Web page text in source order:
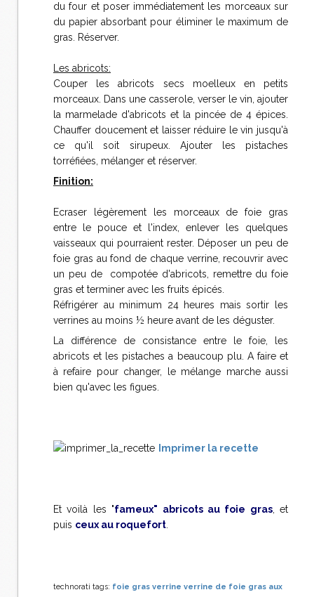
du four et poser immédiatement les morceaux sur
du papier absorbant pour éliminer le maximum de
gras. Réserver.
Les abricots:
Couper les abricots secs moelleux en petits
morceaux. Dans une casserole, verser le vin, ajouter
la marmelade d'abricots et la pincée de 4 épices.
Chauffer doucement et laisser réduire le vin jusqu'à
ce qu'il soit sirupeux. Ajouter les pistaches
torréfiées, mélanger et réserver.
Finition:
Ecraser légèrement les morceaux de foie gras
entre le pouce et l'index, enlever les quelques
vaisseaux qui pourraient rester. Déposer un peu de
foie gras au fond de chaque verrine, recouvrir avec
un peu de compotée d'abricots, remettre du foie
gras et terminer avec les fruits épicés.
Réfrigérer au minimum 24 heures mais sortir les
verrines au moins ½ heure avant de les déguster.
La différence de consistance entre le foie, les
abricots et les pistaches a beaucoup plu. A faire et
à refaire pour changer, le mélange marche aussi
bien qu'avec les figues.
Imprimer la recette
Et voilà les "fameux" abricots au foie gras, et
puis ceux au roquefort.
technorati tags: foie gras verrine verrine de foie gras aux